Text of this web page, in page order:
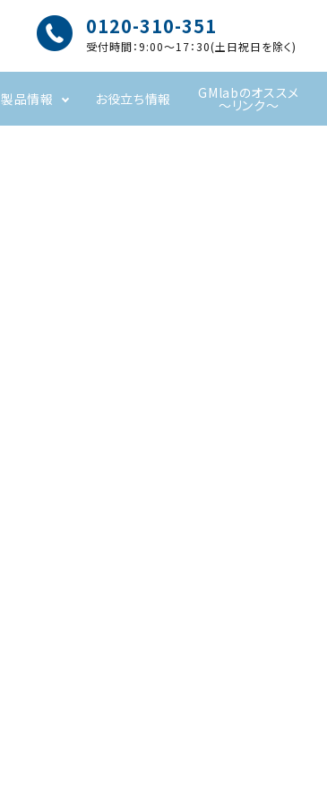
0120-310-351
受付時間：9:00～17：30(土日祝日を除く)
製品情報 お役立ち情報 GMlabのオススメ
～リンク～